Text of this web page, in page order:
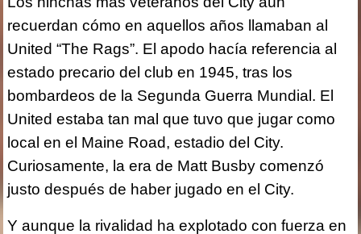
recuerdan cómo en aquellos años llamaban al
United “The Rags”. El apodo hacía referencia al
estado precario del club en 1945, tras los
bombardeos de la Segunda Guerra Mundial. El
United estaba tan mal que tuvo que jugar como
local en el Maine Road, estadio del City.
Curiosamente, la era de Matt Busby comenzó
justo después de haber jugado en el City.
Y aunque la rivalidad ha explotado con fuerza en